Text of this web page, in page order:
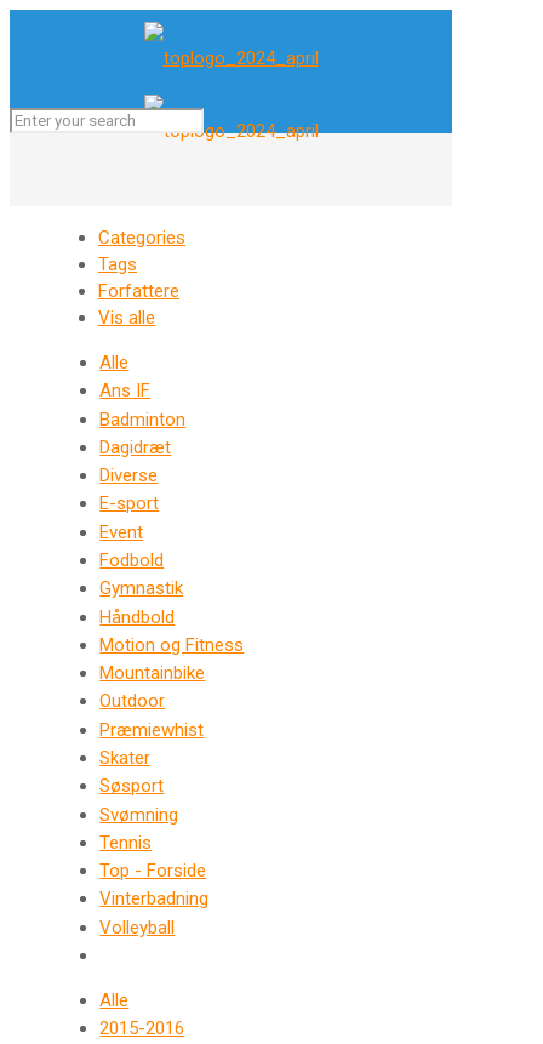
Categories
Tags
Forfattere
Vis alle
Alle
Ans IF
Badminton
Dagidræt
Diverse
E-sport
Event
Fodbold
Gymnastik
Håndbold
Motion og Fitness
Mountainbike
Outdoor
Præmiewhist
Skater
Søsport
Svømning
Tennis
Top - Forside
Vinterbadning
Volleyball
Alle
2015-2016